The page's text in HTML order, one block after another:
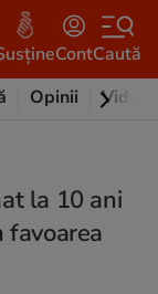
ContCaută
Opinii Video
la 10 ani
favoarea